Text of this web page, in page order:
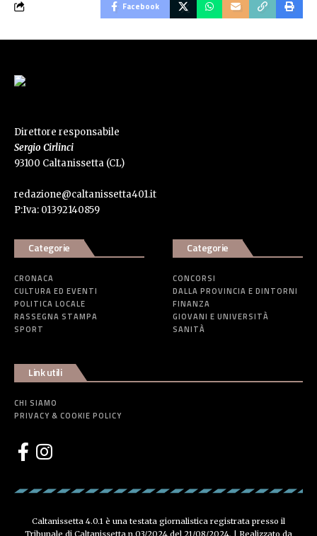
Facebook
Direttore responsabile
Sergio Cirlinci
93100 Caltanissetta (CL)
redazione@caltanissetta401.it
P:Iva: 01392140859
Categorie
CRONACA
CULTURA ED EVENTI
POLITICA LOCALE
RASSEGNA STAMPA
SPORT
Categorie
CONCORSI
DALLA PROVINCIA E DINTORNI
FINANZA
GIOVANI E UNIVERSITÀ
SANITÀ
Link utili
CHI SIAMO
PRIVACY & COOKIE POLICY
Caltanissetta 4.0.1 è una testata giornalistica registrata presso il